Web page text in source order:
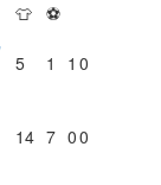
👕 ⚽
5 1 1 0
14 7 00